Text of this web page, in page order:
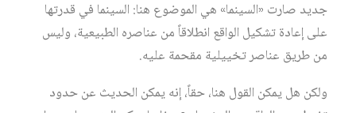
جديد صارت «السينما» هي الموضوع هنا: السينما في قدرتها
على إعادة تشكيل الواقع انطلاقاً من عناصره الطبيعية، وليس
من طريق عناصر تخييلية مقحمة عليه.
ولكن هل يمكن القول هنا، حقاً، إنه يمكن الحديث عن حدود